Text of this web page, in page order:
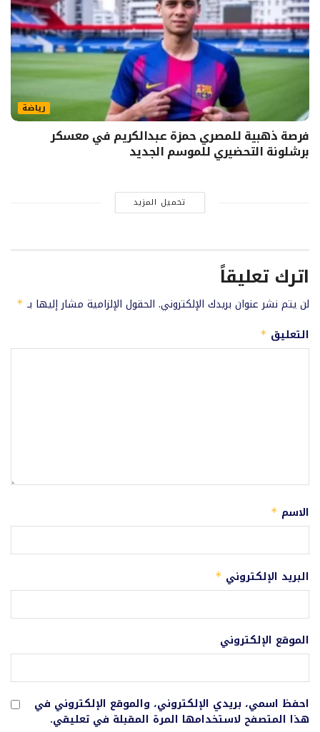
رياضة
فرصة ذهبية للمصري حمزة عبدالكريم في معسكر
برشلونة التحضيري للموسم الجديد
تحميل المزيد
اترك تعليقاً
لن يتم نشر عنوان بريدك الإلكتروني. الحقول الإلزامية مشار إليها بـ *
التعليق *
الاسم *
البريد الإلكتروني *
الموقع الإلكتروني
احفظ اسمي، بريدي الإلكتروني، والموقع الإلكتروني في
هذا المتصفح لاستخدامها المرة المقبلة في تعليقي.